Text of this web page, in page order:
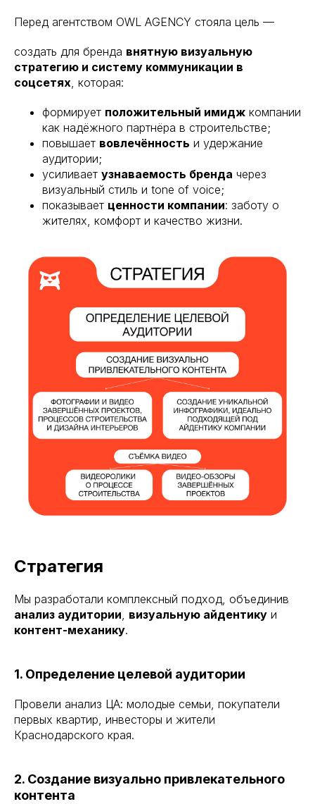
Перед агентством OWL AGENCY стояла цель —
создать для бренда внятную визуальную
стратегию и систему коммуникации в
соцсетях, которая:
формирует положительный имидж компании
как надёжного партнёра в строительстве;
повышает вовлечённость и удержание
аудитории;
усиливает узнаваемость бренда через
визуальный стиль и tone of voice;
показывает ценности компании: заботу о
жителях, комфорт и качество жизни.
Стратегия
Мы разработали комплексный подход, объединив
анализ аудитории, визуальную айдентику и
контент-механику.
1. Определение целевой аудитории
Провели анализ ЦА: молодые семьи, покупатели
первых квартир, инвесторы и жители
Краснодарского края.
2. Создание визуально привлекательного
контента